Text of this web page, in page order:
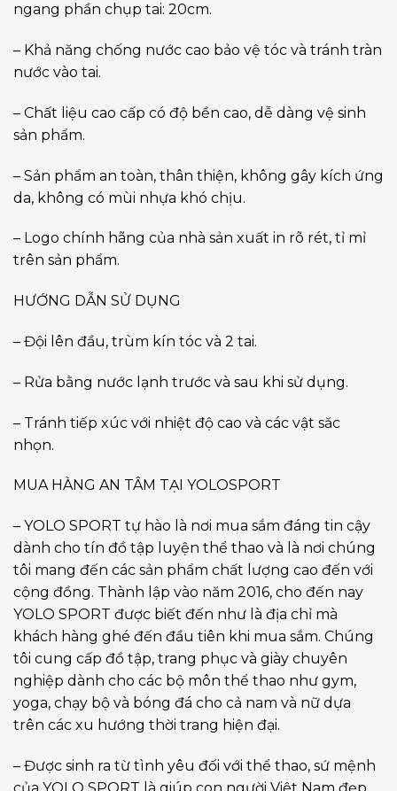
ngang phần chụp tai: 20cm.
– Khả năng chống nước cao bảo vệ tóc và tránh tràn
nước vào tai.
– Chất liệu cao cấp có độ bền cao, dễ dàng vệ sinh
sản phẩm.
– Sản phẩm an toàn, thân thiện, không gây kích ứng
da, không có mùi nhựa khó chịu.
– Logo chính hãng của nhà sản xuất in rõ rét, tỉ mỉ
trên sản phẩm.
HƯỚNG DẪN SỬ DỤNG
– Đội lên đầu, trùm kín tóc và 2 tai.
– Rửa bằng nước lạnh trước và sau khi sử dụng.
– Tránh tiếp xúc với nhiệt độ cao và các vật săc
nhọn.
MUA HÀNG AN TÂM TẠI YOLOSPORT
– YOLO SPORT tự hào là nơi mua sắm đáng tin cậy
dành cho tín đồ tập luyện thể thao và là nơi chúng
tôi mang đến các sản phẩm chất lượng cao đến với
cộng đồng. Thành lập vào năm 2016, cho đến nay
YOLO SPORT được biết đến như là địa chỉ mà
khách hàng ghé đến đầu tiên khi mua sắm. Chúng
tôi cung cấp đồ tập, trang phục và giày chuyên
nghiệp dành cho các bộ môn thể thao như gym,
yoga, chạy bộ và bóng đá cho cả nam và nữ dựa
trên các xu hướng thời trang hiện đại.
– Được sinh ra từ tình yêu đối với thể thao, sứ mệnh